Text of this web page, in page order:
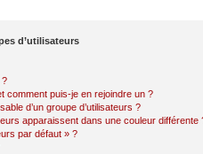
d’utilisateurs
?
comment puis-je en rejoindre un ?
d’un groupe d’utilisateurs ?
apparaissent dans une couleur différente
par défaut » ?